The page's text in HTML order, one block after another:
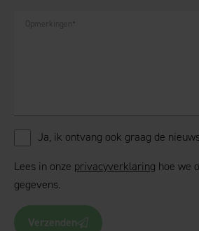
Opmerkingen *
Ja, ik ontvang ook graag de
Lees in onze privacyverklaring hoe we
gegevens.
Verzenden